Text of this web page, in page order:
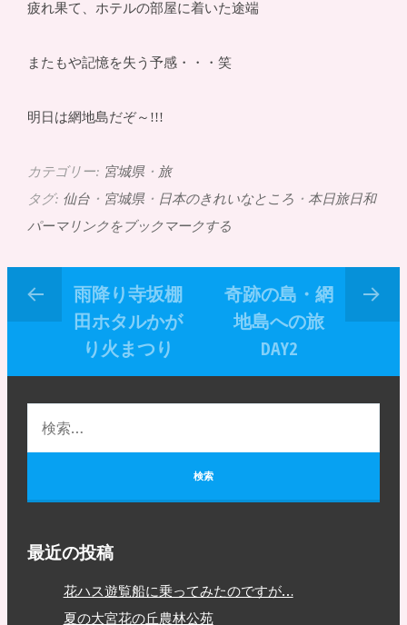
疲れ果て、ホテルの部屋に着いた途端
またもや記憶を失う予感・・・笑
明日は網地島だぞ～!!!
カテゴリー: 宮城県・ 旅
タグ: 仙台・ 宮城県・ 日本のきれいなところ ・ 本日旅日和
パーマリンクをブックマークする
雨降り寺坂棚
田ホタルかが
り火まつり
奇跡の島・網
地島への旅
DAY2
最近の投稿
花ハス遊覧船に乗ってみたのですが…
夏の大宮花の丘農林公苑